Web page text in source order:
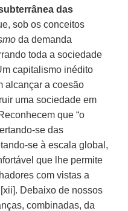
das
sob os conceitos
da demanda
toda a sociedade
capitalismo inédito
alcançar a coesão
uma sociedade em
que “o
se das
se à escala global,
que lhe permite
com vistas a
Debaixo de nossos
combinadas, da